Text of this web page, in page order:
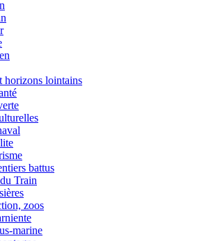
horizons lointains
battus
Train
zoos
marine